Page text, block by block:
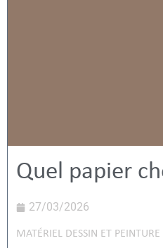
Quel papier
27/03/2026
MATÉRIEL DESSIN ET PEINTURE